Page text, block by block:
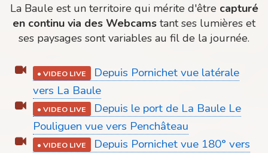
La Baule est un territoire qui mérite d'être capturé
en continu via des Webcams tant ses lumières et
ses paysages sont variables au fil de la journée.
• VIDEO LIVE
Depuis Pornichet vue latérale
vers La Baule
• VIDEO LIVE
Depuis le port de La Baule Le
Pouliguen vue vers Penchâteau
• VIDEO LIVE
Depuis Pornichet vue 180° vers